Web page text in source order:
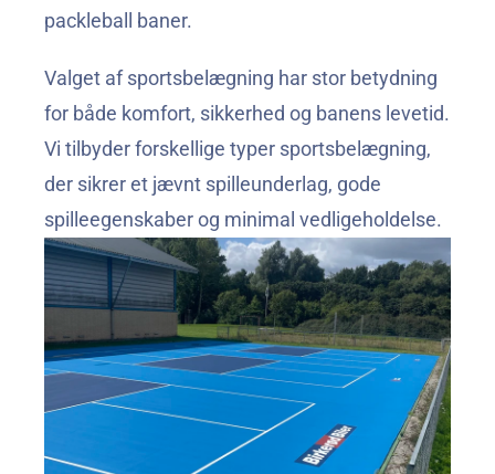
packleball baner.
Valget af sportsbelægning har stor betydning
for både komfort, sikkerhed og banens levetid.
Vi tilbyder forskellige typer sportsbelægning,
der sikrer et jævnt spilleunderlag, gode
spilleegenskaber og minimal vedligeholdelse.